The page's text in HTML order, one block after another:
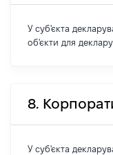
У суб'єкта
об'єкти для
8.
У суб'єкта